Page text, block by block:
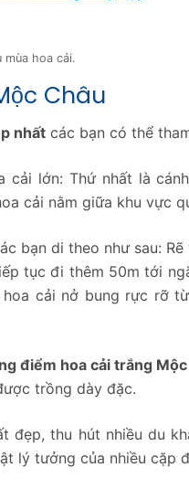
hoa cải.
Châu
nhất các bạn có thể
lớn: Thứ nhất là
cải nằm giữa khu vực
bạn di theo như sau:
tục đi thêm 50m tới
cải nở bung rực rỡ
điểm hoa cải trắng
trồng dày đặc.
đẹp, thu hút nhiều du
lý tưởng của nhiều cặp